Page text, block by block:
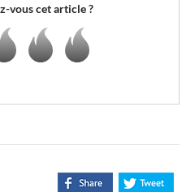
vous cet article ?